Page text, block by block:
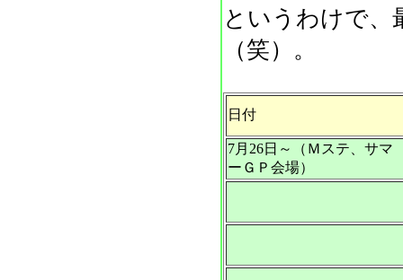
というわけで、
（笑）。
日付
7月26日～（Ｍステ、サマ
ーＧＰ会場）